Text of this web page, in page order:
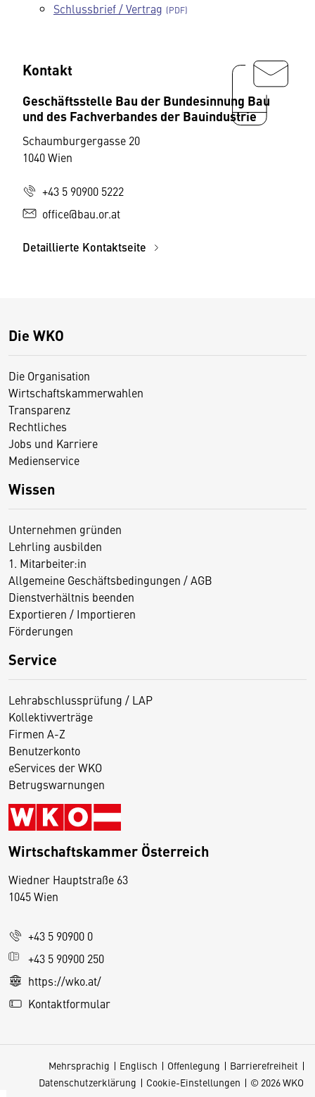
Schlussbrief / Vertrag
Kontakt
Geschäftsstelle Bau der Bundesinnung Bau
und des Fachverbandes der Bauindustrie
Schaumburgergasse 20
1040 Wien
+43 5 90900 5222
office@bau.or.at
Detaillierte Kontaktseite
Die WKO
Die Organisation
Wirtschaftskammerwahlen
Transparenz
Rechtliches
Jobs und Karriere
Medienservice
Wissen
Unternehmen gründen
Lehrling ausbilden
1. Mitarbeiter:in
Allgemeine Geschäftsbedingungen / AGB
Dienstverhältnis beenden
Exportieren / Importieren
Förderungen
Service
Lehrabschlussprüfung / LAP
Kollektivverträge
Firmen A-Z
Benutzerkonto
eServices der WKO
Betrugswarnungen
Wirtschaftskammer Österreich
Wiedner Hauptstraße 63
1045 Wien
+43 5 90900 0
+43 5 90900 250
https://wko.at/
Kontaktformular
Mehrsprachig Englisch Offenlegung
Barrierefreiheit
Datenschutzerklärung
Cookie-Einstellungen © 2026 WKO
D
s
e
S
e